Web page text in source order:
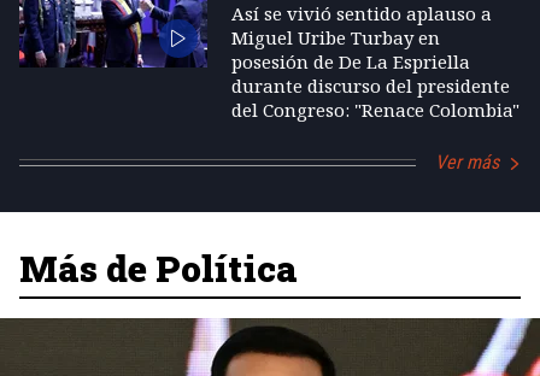
Así se vivió sentido aplauso a
Miguel Uribe Turbay en
posesión de De La Espriella
durante discurso del presidente
del Congreso: "Renace Colombia"
Ver más
Más de Política